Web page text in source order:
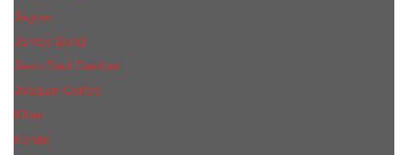
Jaguar
James Bond
Jean Paul Gaultier
Joaquin Сortes
Kilian
Kenzo